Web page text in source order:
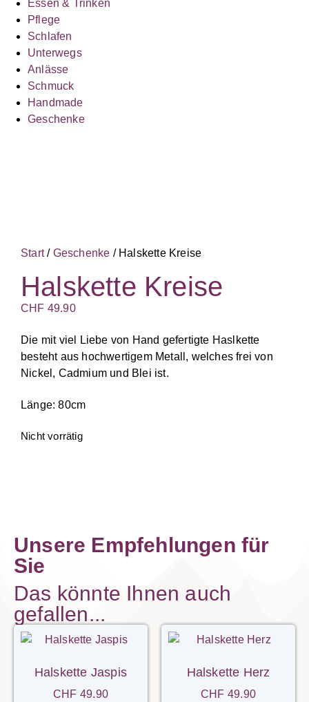
Essen & Trinken
Pflege
Schlafen
Unterwegs
Anlässe
Schmuck
Handmade
Geschenke
Start/ Geschenke / Halskette Kreise
Halskette Kreise
CHF 49.90
Die mit viel Liebe von Hand gefertigte Haslkette
besteht aus hochwertigem Metall, welches frei von
Nickel, Cadmium und Blei ist.
Länge: 80cm
Nicht vorrätig
Unsere Empfehlungen für
Sie
Das könnte Ihnen auch
gefallen...
Halskette Jaspis
CHF 49.90
Halskette Herz
CHF 49.90